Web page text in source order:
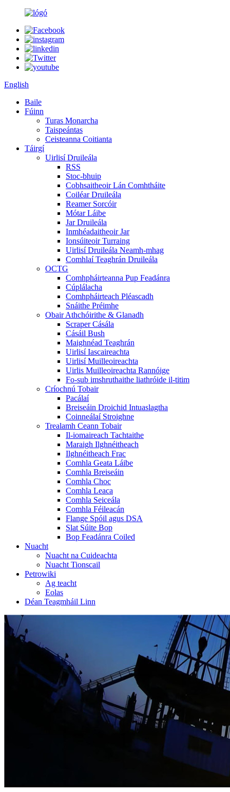
English
Baile
Fúinn
Turas Monarcha
Taispeántas
Ceisteanna Coitianta
Táirgí
Uirlisí Druileála
RSS
Stoc-bhuip
Cobhsaitheoir Lán Comhtháite
Coiléar Druileála
Reamer Sorcóir
Mótar Láibe
Jar Druileála
Inmhéadaitheoir Jar
Ionsúiteoir Turraing
Uirlisí Druileála Neamh-mhag
Comhlaí Teaghrán Druileála
OCTG
Comhpháirteanna Pup Feadánra
Cúplálacha
Comhpháirteach Pléascadh
Snáithe Préimhe
Obair Athchóirithe & Glanadh
Scraper Cásála
Cásáil Bush
Maighnéad Teaghrán
Uirlisí Iascaireachta
Uirlisí Muilleoireachta
Uirlis Muilleoireachta Rannóige
Fo-sub imshruthaithe liathróide il-titim
Críochnú Tobair
Pacálaí
Breiseáin Droichid Intuaslagtha
Coinneálaí Stroighne
Trealamh Ceann Tobair
Il-iomaireach Tachtaithe
Maraigh Ilghnéitheach
Ilghnéitheach Frac
Comhla Geata Láibe
Comhla Breiseáin
Comhla Choc
Comhla Leaca
Comhla Seiceála
Comhla Féileacán
Flange Spóil agus DSA
Slat Súite Bop
Bop Feadánra Coiled
Nuacht
Nuacht na Cuideachta
Nuacht Tionscail
Petrowiki
Ag teacht
Eolas
Déan Teagmháil Linn